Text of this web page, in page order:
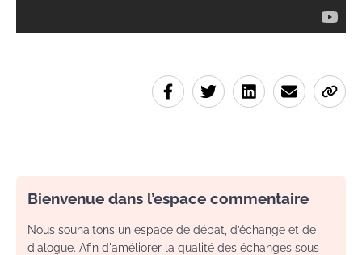
Bienvenue dans l’espace commentaire
Nous souhaitons un espace de débat, d’échange et de
dialogue. Afin d'améliorer la qualité des échanges sous